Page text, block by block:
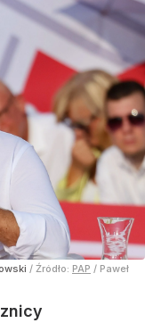
/ Źródło: PAP / Paweł